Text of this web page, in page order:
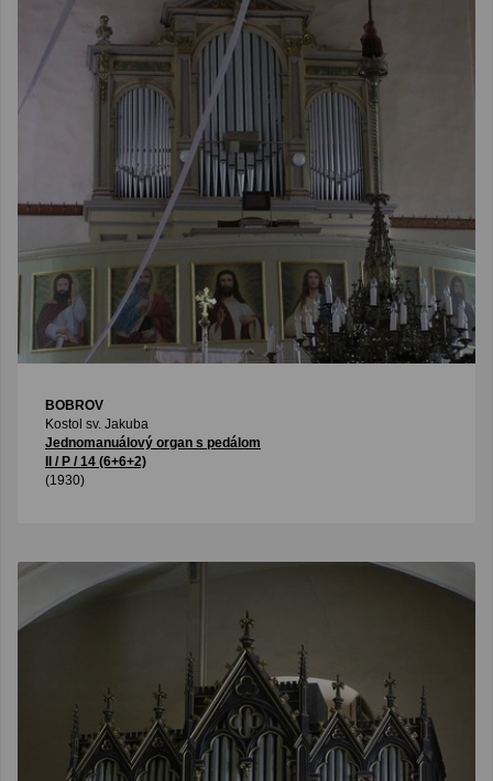
BOBROV
Kostol sv. Jakuba
Jednomanuálový organ s pedálom
II / P / 14 (6+6+2)
(1930)